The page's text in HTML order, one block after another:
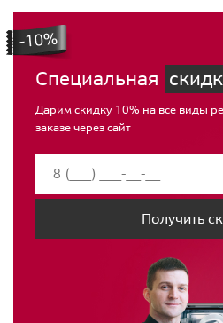
Специальная
Дарим скидку 10% на все виды
заказе через сайт
Получить